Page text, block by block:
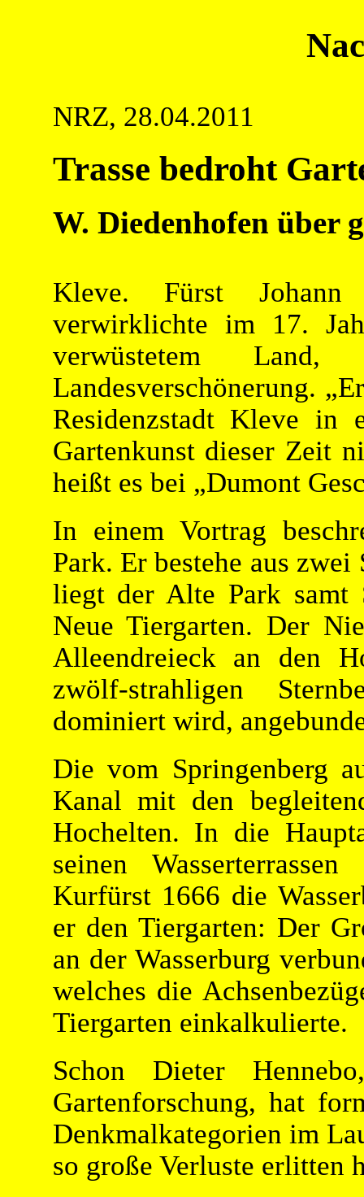
NRZ, 28.04.2011
Trasse bedroht
W. Diedenhofen über
Kleve. Fürst Johann
verwirklichte im 17.
verwüstetem
Landesverschönerung.
Residenzstadt Kleve in
Gartenkunst dieser Zeit
heißt es bei „Dumont
In einem Vortrag
Park. Er bestehe aus
liegt der Alte Park samt
Neue Tiergarten. Der
Alleendreieck an den
zwölf-strahligen
dominiert wird,
Die vom Springenberg
Kanal mit den
Hochelten. In die
seinen
Kurfürst 1666 die
er den Tiergarten: Der
an der Wasserburg
welches die
Tiergarten einkalkulierte.
Schon Dieter
Gartenforschung, hat
Denkmalkategorien im
so große Verluste erlitten